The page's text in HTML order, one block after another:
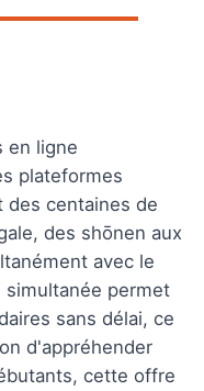
en ligne
plateformes
des centaines de
des shōnen aux
avec le
permet
sans délai, ce
d'appréhender
cette offre